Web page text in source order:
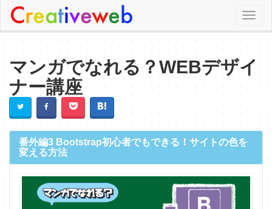
マンガでなれる？WEBデザイ
ナー講座
番外編3 Bootstrap初心者でもできる！サイトの色を
変える方法